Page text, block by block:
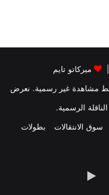
ميركاتو تايم
مشاهدة غير رسمية. نعرض
الرسمية.
سوق الانتقالات
بطولات
انستقرام